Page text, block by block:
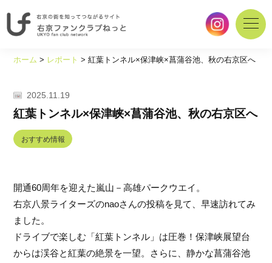
を
知
っ
て
る
サ
右
ホーム > レポート >紅葉トンネル×保津峡×菖蒲谷池、秋の右京区へ
2025.11.19
紅葉トンネル×保津峡×菖蒲谷池、秋の右京区へ
おすすめ情報
開通60周年を迎えた嵐山－高雄パークウエイ。
右京八景ライターズのnaoさんの投稿を見て、早速訪れてみ
ました。
ドライブで楽しむ「紅葉トンネル」は圧巻！保津峡展望台
からは渓谷と紅葉の絶景を一望。さらに、静かな菖蒲谷池